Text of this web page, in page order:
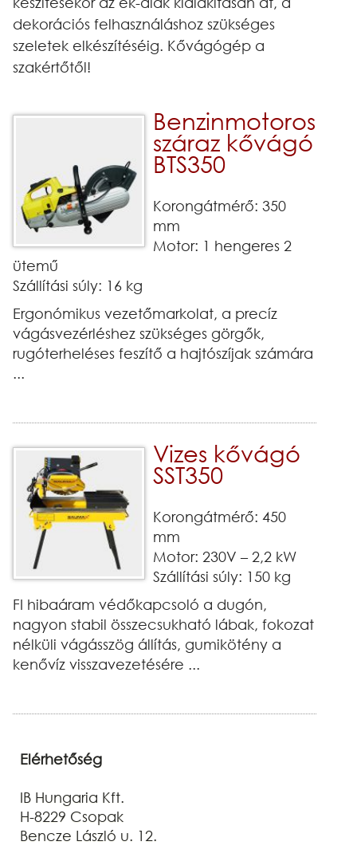
dekorációs felhasználáshoz szükséges
szeletek elkészítéséig. Kővágógép a
szakértőtől!
Benzinmotoros
száraz kővágó
BTS350
Korongátmérő: 350
mm
Motor: 1 hengeres 2
ütemű
Szállítási súly: 16 kg
Ergonómikus vezetőmarkolat, a precíz
vágásvezérléshez szükséges görgők,
rugóterheléses feszítő a hajtószíjak számára
...
Vizes kővágó
SST350
Korongátmérő: 450
mm
Motor: 230V – 2,2 kW
Szállítási súly: 150 kg
FI hibaáram védőkapcsoló a dugón,
nagyon stabil összecsukható lábak, fokozat
nélküli vágásszög állítás, gumikötény a
kenővíz visszavezetésére ...
Elérhetőség
IB Hungaria Kft.
H-8229 Csopak
Bencze László u. 12.